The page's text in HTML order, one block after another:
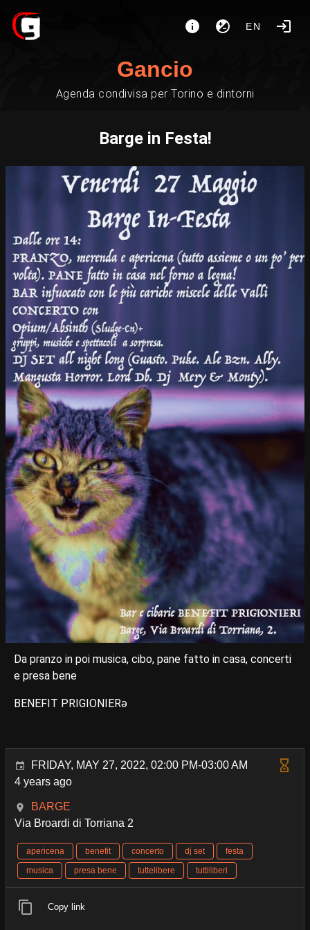
EN
Gancio
Agenda condivisa per Torino e dintorni
Barge in Festa!
Da pranzo in poi musica, cibo, pane fatto in casa, concerti
e presa bene
BENEFIT PRIGIONIERə
FRIDAY, MAY 27, 2022, 02:00 PM-03:00 AM
4 years ago
BARGE
Via Broardi di Torriana 2
apericena benefit concerto dj set
festa
musica
presa bene tuttelibere tuttiliberi
Copy link